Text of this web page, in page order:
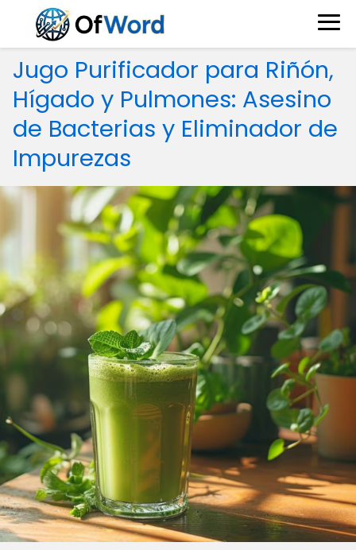
Jugo Purificador para Riñón,
Hígado y Pulmones: Asesino
de Bacterias y Eliminador de
Impurezas